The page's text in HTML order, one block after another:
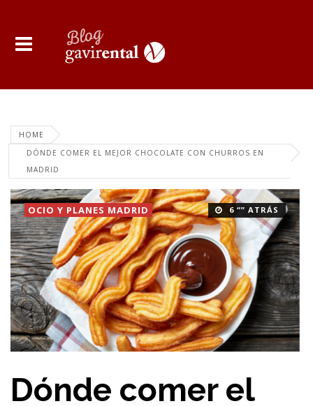
HOME
DÓNDE COMER EL MEJOR CHOCOLATE CON CHURROS EN
MADRID
6 “” ATRÁS
OCIO Y PLANES MADRID
Dónde comer el